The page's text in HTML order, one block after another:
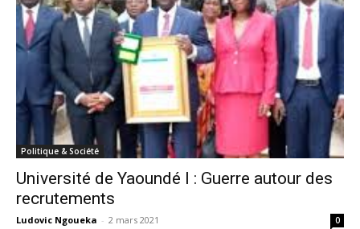
Politique & Société
Université de Yaoundé I : Guerre autour des
recrutements
Ludovic Ngoueka - 2 mars 2021 0